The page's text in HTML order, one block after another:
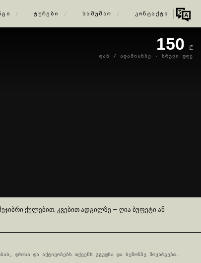
/ ᲢᲣᲠᲔᲑᲘ / ᲡᲐᲛᲣᲨᲐᲝ / ᲙᲝᲜᲢᲐᲥᲢᲘ
150 ₾
ᲓᲐᲜ / ᲐᲓᲐᲛᲘᲐᲜᲖᲔ · ᲡᲠᲣᲚᲘ ᲓᲦᲔ
ქულებით, კვებით ადგილზე — ღია ბუფეტი ან
დროსა და აქტივობებს თქვენს ჯგუფსა და სეზონზე მოვარგებთ.